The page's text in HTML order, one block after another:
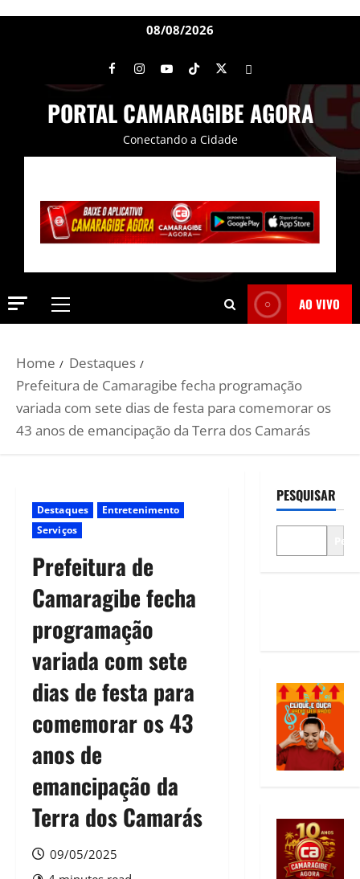
08/08/2026
PORTAL CAMARAGIBE AGORA
Conectando a Cidade
AO VIVO
Home
Destaques
Prefeitura de Camaragibe fecha programação
variada com sete dias de festa para comemorar os
43 anos de emancipação da Terra dos Camarás
Destaques
Entretenimento
Serviços
Prefeitura de
Camaragibe fecha
programação
variada com sete
dias de festa para
comemorar os 43
anos de
emancipação da
Terra dos Camarás
09/05/2025
PESQUISAR